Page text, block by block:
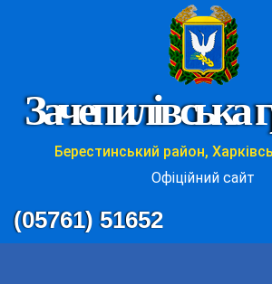
Зачепилівська
Берестинський район,
Офіційний сайт
(05761) 51652